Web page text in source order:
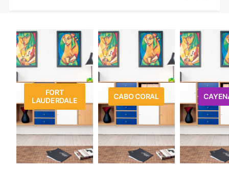
FORT
LAUDERDALE
CABO CORAL